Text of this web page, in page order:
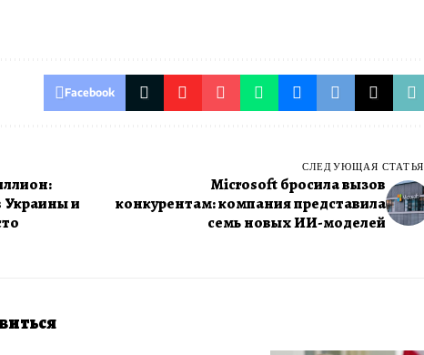
Facebook
Украины и
СЛЕДУЮЩАЯ СТАТЬЯ
Microsoft бросила вызов
конкурентам: компания представила
семь новых ИИ-моделей